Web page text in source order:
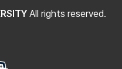
All rights reserved.